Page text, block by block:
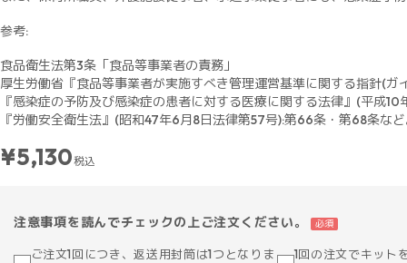
参考:
食品衛生法第3条「食品等事業者の責務」
厚生労働省『食品等事業者が実施すべき管理運営基準に関する指針(
『感染症の予防及び感染症の患者に対する医療に関する法律』(平成10
『労働安全衛生法』(昭和47年6月8日法律第57号):第66条・第68条な
¥5,130税込
注意事項を読んでチェックの上ご注文ください。 必須
ご注文1回につき、返送用封筒は1つとなりま
1回の注文でキット